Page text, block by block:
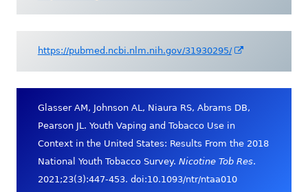
Fenster
öffnen
https://pubmed.ncbi.nlm.nih.gov/31930295/
Fenster
öffnen
Glasser AM, Johnson AL, Niaura RS, Abrams DB,
Pearson JL. Youth Vaping and Tobacco Use in
Context in the United States: Results From the 2018
National Youth Tobacco Survey. Nicotine Tob Res.
2021;23(3):447-453. doi:10.1093/ntr/ntaa010